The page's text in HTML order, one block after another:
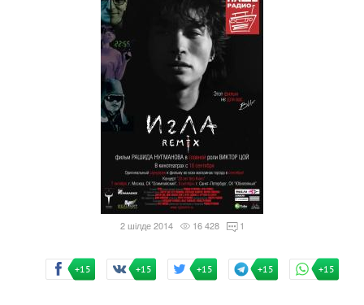
2 шілде 2014 16 428 1
+15 +15 +15 +15 +15